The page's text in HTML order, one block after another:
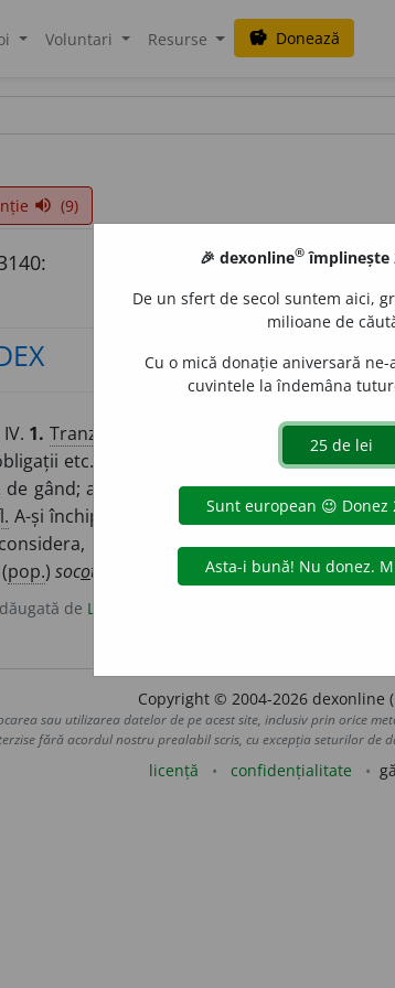
Voluntari Resurse savings Donează
volume_up (9)
IV. 1. Tranz. ); a calcula. ♦ A
etc. ♦
A lichida un
de gând; a plănui, a intenționa.3. Tranz.și
A-și închipui. ♦ Tranz. A fi de părere, a găsi
a (se) privi (ca...), a (se) crede.6.
pop.) socot sokotyty.
de LauraGellner
Copyright © 2004-2026 dexonline
sau utilizarea datelor de pe acest site, inclusiv prin orice
fără acordul nostru prealabil scris, cu excepția seturilor de
licență confidențialitate
🎉 dexonline® împlinește
De un sfert de secol suntem aici,
milioane de
Cu o mică donație aniversară
cuvintele la îndemâna